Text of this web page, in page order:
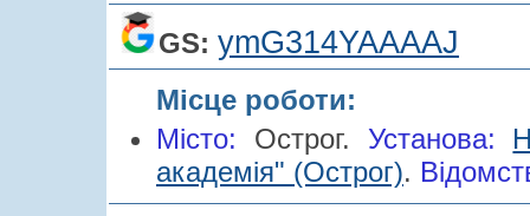
GS: ymG314YAAAAJ
Місце роботи:
Місто: Острог. Установа:
академія" (Острог).